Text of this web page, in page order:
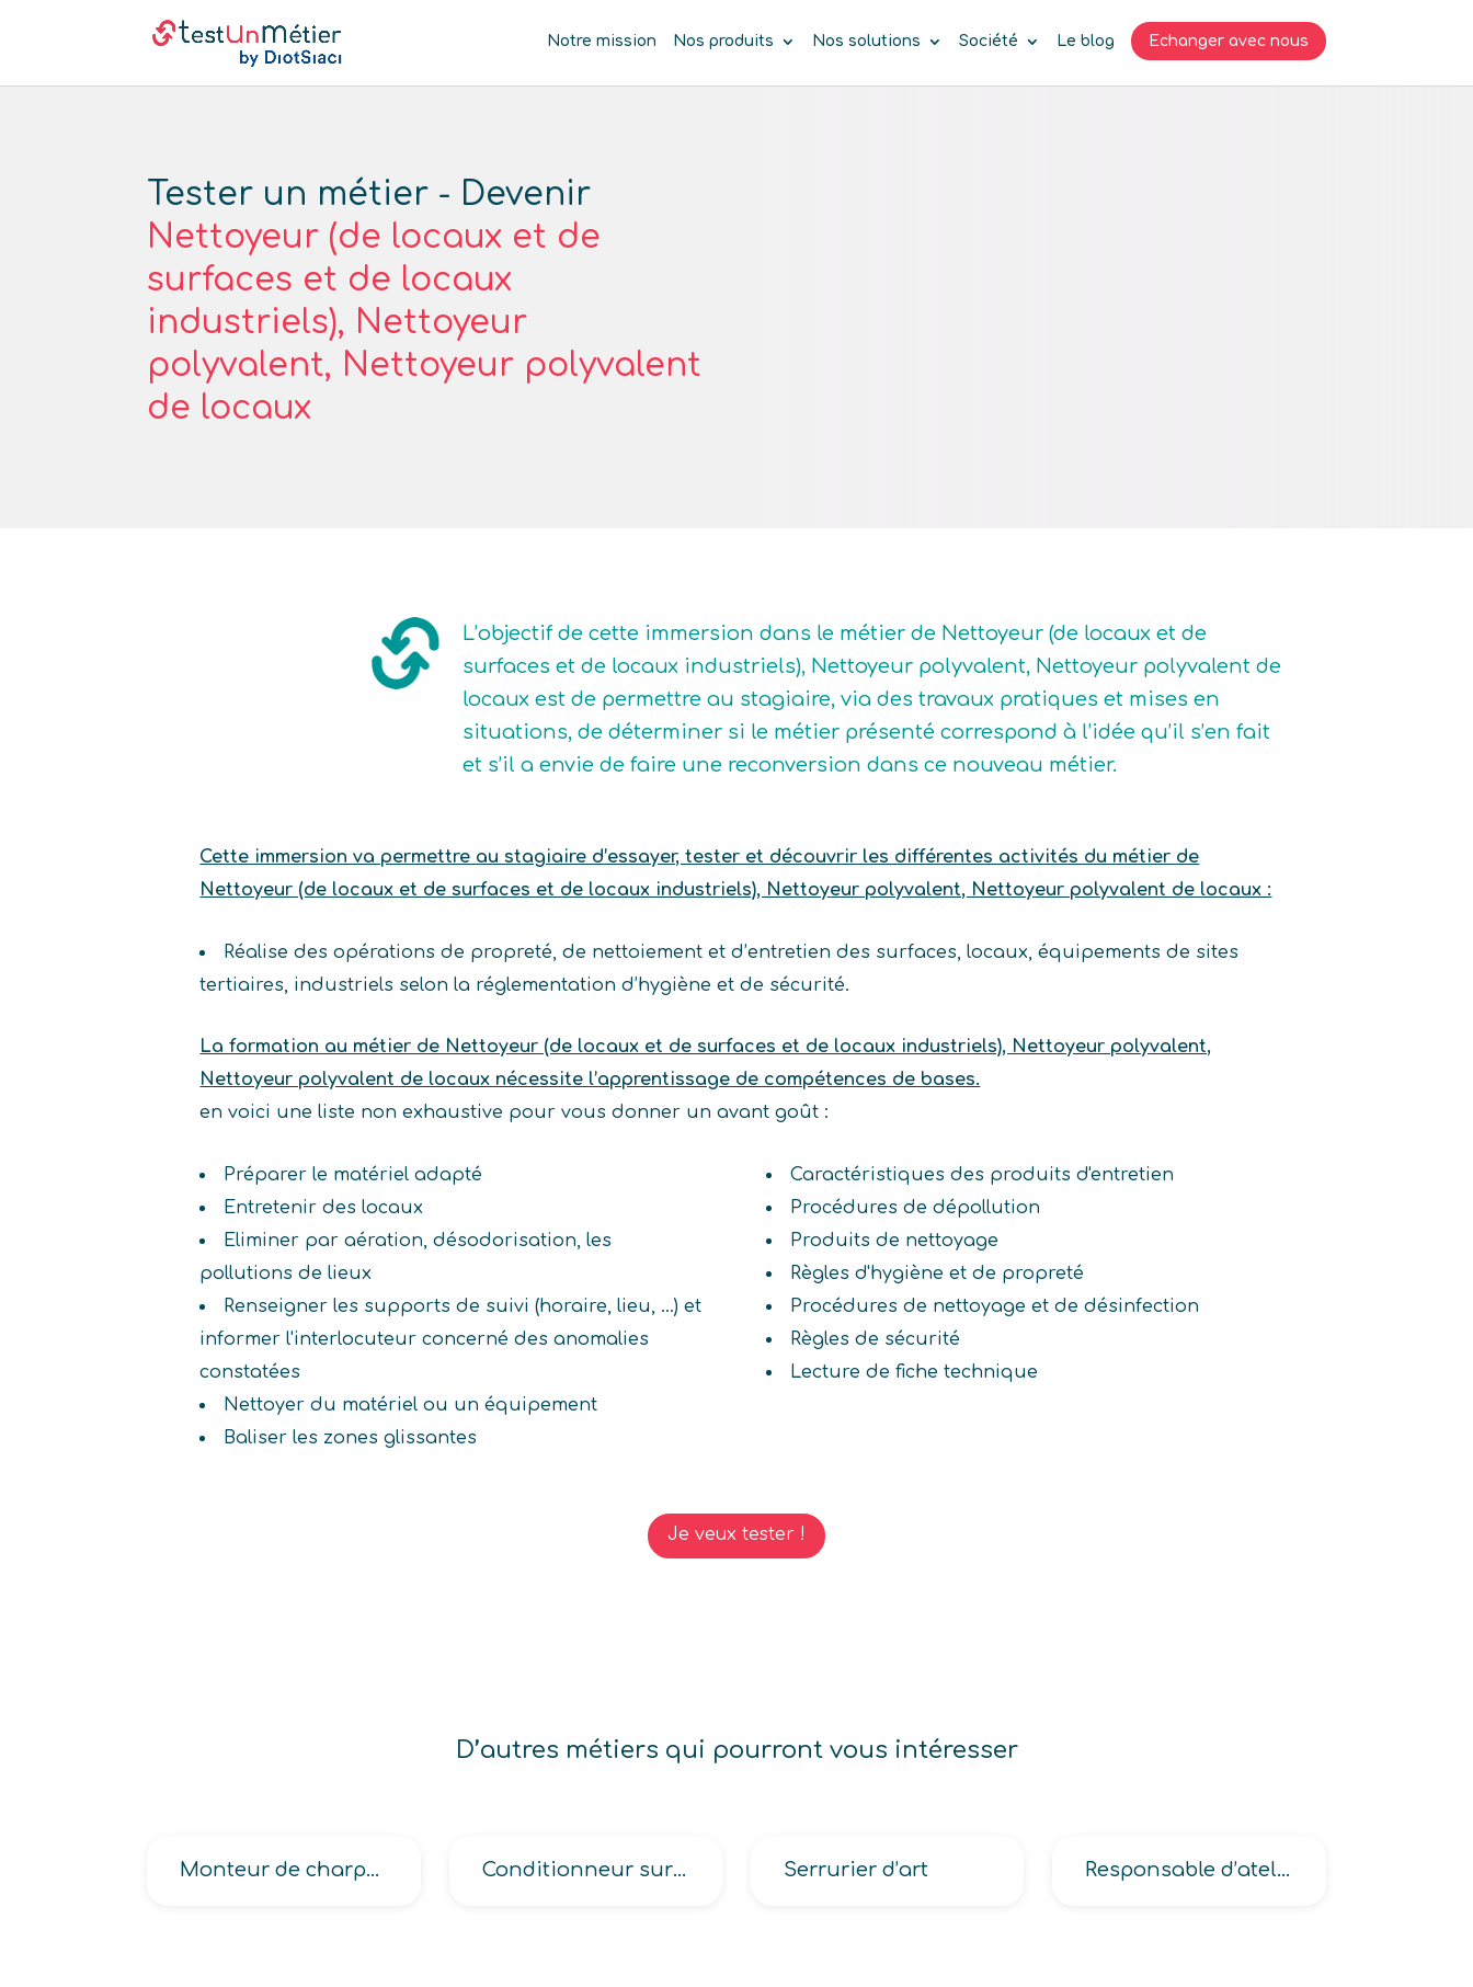
Notre mission Nos produits Nos solutions Société Le blog Echanger avec nous
Tester un métier - Devenir
Nettoyeur (de locaux et de
surfaces et de locaux
industriels), Nettoyeur
polyvalent, Nettoyeur polyvalent
de locaux
L’objectif de cette immersion dans le métier de Nettoyeur (de locaux et de
surfaces et de locaux industriels), Nettoyeur polyvalent, Nettoyeur polyvalent de
locaux est de permettre au stagiaire, via des travaux pratiques et mises en
situations, de déterminer si le métier présenté correspond à l’idée qu’il s’en fait
et s’il a envie de faire une reconversion dans ce nouveau métier.
Cette immersion va permettre au stagiaire d’essayer, tester et découvrir les différentes activités du métier de
Nettoyeur (de locaux et de surfaces et de locaux industriels), Nettoyeur polyvalent, Nettoyeur polyvalent de locaux :
Réalise des opérations de propreté, de nettoiement et d’entretien des surfaces, locaux, équipements de sites
tertiaires, industriels selon la réglementation d’hygiène et de sécurité.
La formation au métier de Nettoyeur (de locaux et de surfaces et de locaux industriels), Nettoyeur polyvalent,
Nettoyeur polyvalent de locaux nécessite l’apprentissage de compétences de bases.
en voici une liste non exhaustive pour vous donner un avant goût :
Préparer le matériel adapté
Entretenir des locaux
Eliminer par aération, désodorisation, les
pollutions de lieux
Renseigner les supports de suivi (horaire, lieu, ...) et
informer l'interlocuteur concerné des anomalies
constatées
Nettoyer du matériel ou un équipement
Baliser les zones glissantes
Caractéristiques des produits d'entretien
Procédures de dépollution
Produits de nettoyage
Règles d'hygiène et de propreté
Procédures de nettoyage et de désinfection
Règles de sécurité
Lecture de fiche technique
Je veux tester !
D’autres métiers qui pourront vous intéresser
Monteur de charpentes en bois, de fermettes, de jouets en bois, de meubles, de palettes Conditionneur sur machine Serrurier d’art Responsable d’atelier en chimie-pharmacie, en énergie-pétrochimie, en industrie du plastique-caoutchouc